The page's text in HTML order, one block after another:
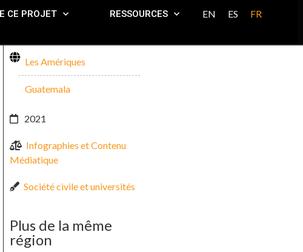
CE PROJET RESSOURCES EN ES FR
Les Amériques
Guatemala
2021
Infographies et Contenu
Médiatique
Société civile et universités
Plus de la même
région